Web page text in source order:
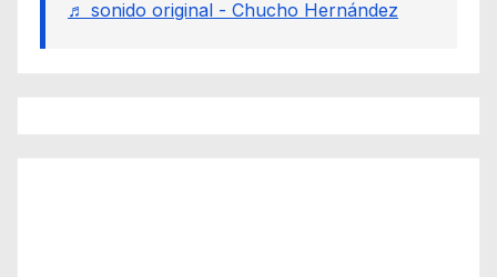
♬ sonido original - Chucho Hernández